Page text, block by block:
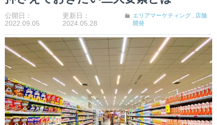
公開日：
2022.09.05
更新日：
2024.05.28
エリアマーケティング, 店舗
開発